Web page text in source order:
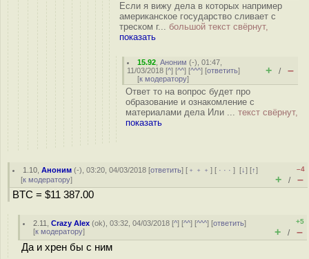
Если я вижу дела в которых например
американское государство сливает с
треском г... большой текст свёрнут,
показать
15.92 ,Аноним (-), 01:47,
11/03/2018 [^] [^^] [^^^] [ответить]
[к модератору]
+ / –
Ответ то на вопрос будет про
образование и ознакомление с
материалами дела Или ... текст свёрнут,
показать
1.10 ,Аноним (-), 03:20, 04/03/2018 [ответить] [ ﹢﹢﹢] [ · · ·][↓] [↑]
[к модератору]
–4
+ / –
BTC = $11 387.00
2.11 ,Crazy Alex (ok), 03:32, 04/03/2018 [^] [^^] [^^^] [ответить]
[к модератору]
+5
+ / –
Да и хрен бы с ним